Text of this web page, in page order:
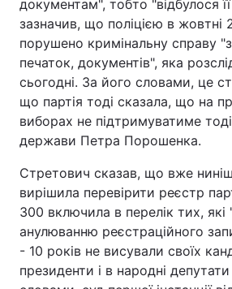
Спорт Наука
Техно і зв'язок Лайт
Зброя
Здоров'я
Погода
Відео з Youtube Статті
документам", тобто "відбулося
зазначив, що поліцією в жовтні
порушено кримінальну справу
печаток, документів", яка
сьогодні. За його словами, це
що партія тоді сказала, що на
виборах не підтримуватиме
держави Петра Порошенка.
Стретович сказав, що вже
вирішила перевірити реєстр
300 включила в перелік тих, які
анулюванню реєстраційного
- 10 років не висували своїх
президенти і в народні